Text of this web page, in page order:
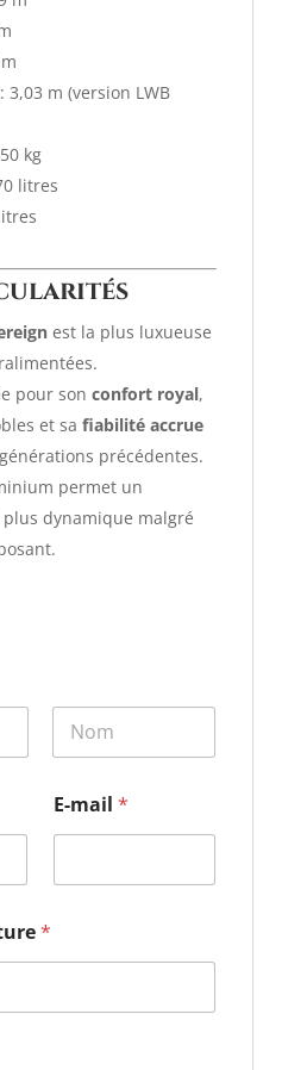
3,03 m (version LWB
kg
litres
est la plus luxueuse
pour son confort royal,
et sa fiabilité accrue
précédentes.
permet un
dynamique malgré
E-mail *
*